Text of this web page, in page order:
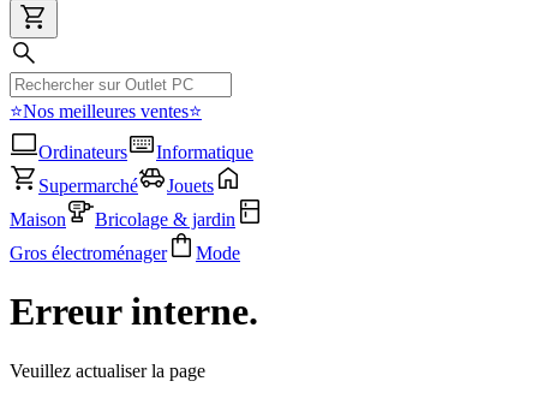
⭐Nos meilleures ventes⭐
Ordinateurs
Informatique
Supermarché
Jouets
Maison
Bricolage & jardin
Gros électroménager
Mode
Erreur interne.
Veuillez actualiser la page